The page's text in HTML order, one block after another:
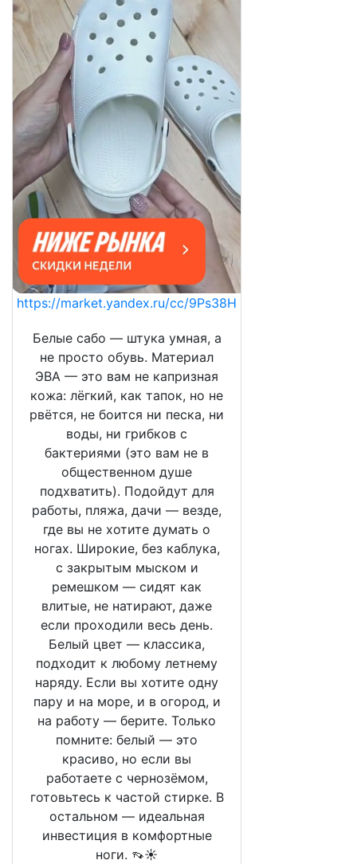
https://market.yandex.ru/cc/9Ps38H
Белые сабо — штука умная, а
не просто обувь. Материал
ЭВА — это вам не капризная
кожа: лёгкий, как тапок, но не
рвётся, не боится ни песка, ни
воды, ни грибков с
бактериями (это вам не в
общественном душе
подхватить). Подойдут для
работы, пляжа, дачи — везде,
где вы не хотите думать о
ногах. Широкие, без каблука,
с закрытым мыском и
ремешком — сидят как
влитые, не натирают, даже
если проходили весь день.
Белый цвет — классика,
подходит к любому летнему
наряду. Если вы хотите одну
пару и на море, и в огород, и
на работу — берите. Только
помните: белый — это
красиво, но если вы
работаете с чернозёмом,
готовьтесь к частой стирке. В
остальном — идеальная
инвестиция в комфортные
ноги. 👡☀️